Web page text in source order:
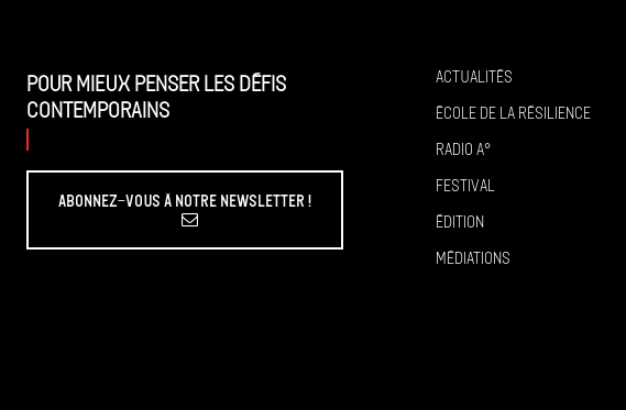
Pour mieux penser les défis
contemporains
Abonnez-vous à Notre Newsletter !
Actualités
École de la résilience
Radio A°
Festival
Édition
Médiations